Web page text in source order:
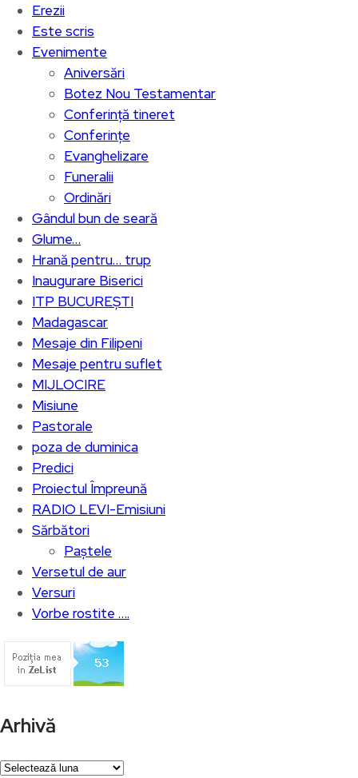
Erezii
Este scris
Evenimente
Aniversări
Botez Nou Testamentar
Conferință tineret
Conferințe
Evanghelizare
Funeralii
Ordinări
Gândul bun de seară
Glume…
Hrană pentru… trup
Inaugurare Biserici
ITP BUCUREȘTI
Madagascar
Mesaje din Filipeni
Mesaje pentru suflet
MIJLOCIRE
Misiune
Pastorale
poza de duminica
Predici
Proiectul Împreună
RADIO LEVI-Emisiuni
Sărbători
Paștele
Versetul de aur
Versuri
Vorbe rostite ….
Arhivă
Arhivă